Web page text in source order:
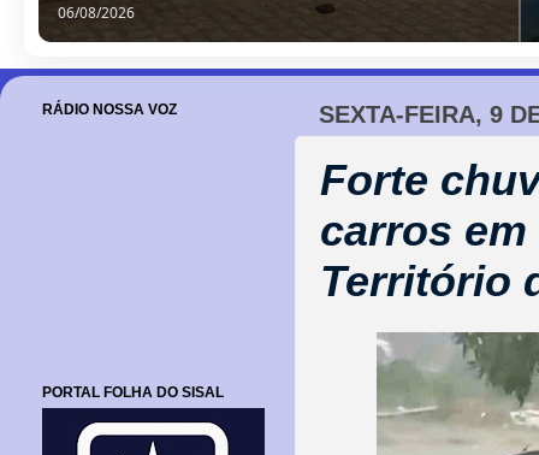
06/08/2026
SEXTA-FEIRA, 9
Forte
carros
Território
RÁDIO NOSSA VOZ
PORTAL FOLHA DO SISAL